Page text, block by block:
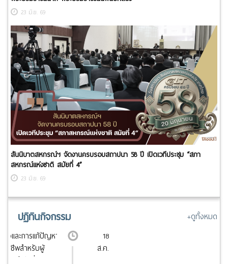
23 มิ.ย. 69
สันนิบาตสหกรณ์ฯ จัดงานครบรอบสถาปนา 58 ปี เปิดเวทีประชุม “สภา
สหกรณ์แห่งชาติ สมัยที่ 4”
23 มิ.ย. 69
ปฏิทินกิจกรรม
+ดูทั้งหมด
18
ส.ค.
ใจและการแก้ปัญหา
าชีพสำหรับผู้
กรณ์ รุ่นที่ 1